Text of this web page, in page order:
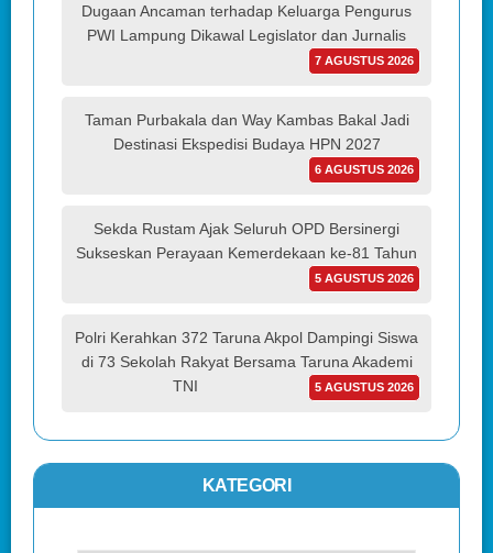
Dugaan Ancaman terhadap Keluarga Pengurus
PWI Lampung Dikawal Legislator dan Jurnalis
7 AGUSTUS 2026
Taman Purbakala dan Way Kambas Bakal Jadi
Destinasi Ekspedisi Budaya HPN 2027
6 AGUSTUS 2026
Sekda Rustam Ajak Seluruh OPD Bersinergi
Sukseskan Perayaan Kemerdekaan ke-81 Tahun
5 AGUSTUS 2026
Polri Kerahkan 372 Taruna Akpol Dampingi Siswa
di 73 Sekolah Rakyat Bersama Taruna Akademi
TNI
5 AGUSTUS 2026
KATEGORI